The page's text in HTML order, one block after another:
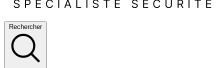
Rechercher